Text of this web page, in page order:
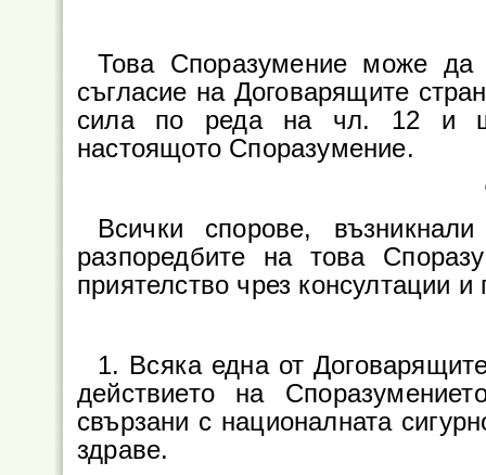
Това Споразумение може
съгласие на Договарящите
сила по реда на чл. 12 и
настоящото Споразумение.
Всички спорове,
разпоредбите на това
приятелство чрез консултации
1. Всяка една от
действието на
свързани с националната
здраве.